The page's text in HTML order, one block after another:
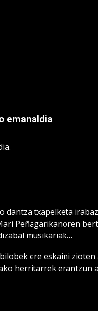
emanaldia
dantza txapelketa
Peñagarikanoren
musikariak…
ere eskaini
herritarrek erantzun